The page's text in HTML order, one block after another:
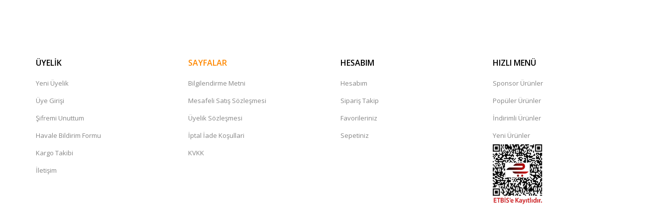
ÜYELİK
Yeni Üyelik
Üye Girişi
Şifremi Unuttum
Havale Bildirim Formu
Kargo Takibi
İletişim
SAYFALAR
Bilgilendirme Metni
Mesafeli Satış Sözleşmesi
Üyelik Sözleşmesi
İptal İade Koşullari
KVKK
HESABIM
Hesabım
Sipariş Takip
Favorileriniz
Sepetiniz
HIZLI MENÜ
Sponsor Ürünler
Popüler Ürünler
İndirimli Ürünler
Yeni Ürünler